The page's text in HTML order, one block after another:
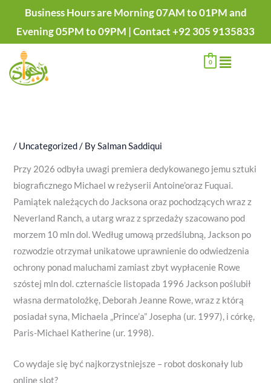
Business Hours are Morning 07AM to 01PM and
Evening 05PM to 09PM | Contact +92 305 9135833
Menu
0
/ Uncategorized/ BySalman Saddiqui
Przy 2026 odbyła uwagi premiera dedykowanego jemu sztuki
biograficznego Michael w reżyserii Antoine’oraz Fuquai.
Pamiątek należących do Jacksona oraz pochodzących wraz z
Neverland Ranch, a utarg wraz z sprzedaży szacowano pod
morzem 10 mln dol. Według umową przedślubną, Jackson po
rozwodzie otrzymał unikatowe uprawnienie do odwiedzenia
ochrony ponad maluchami zamiast zbyt wypłacenie Rowe
szóstej mln dol.czternaście listopada 1996 Jackson poślubił
własna dermatolożkę, Deborah Jeanne Rowe, wraz z którą
posiadał syna, Michaela „Prince’a” Josepha (ur. 1997), i córkę,
Paris-Michael Katherine (ur. 1998).
Co wydaje się być najkorzystniejsze – robot doskonały lub
online slot?
r
i
g
e
:
₨
1
,
4
0
0
t
r
i
g
e
:
₨
1
,
2
0
0
t
r
i
g
e
:
₨
2
,
1
5
0
t
i
g
e
:
₨
5
0
0
.
0
t
r
o